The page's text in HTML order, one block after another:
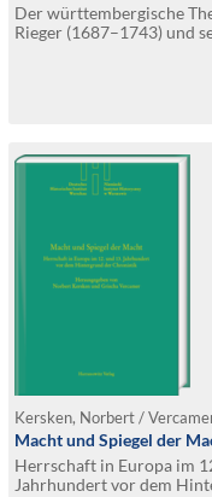
Der württembergische
Rieger (1687–1743) und
Kersken, Norbert /
Macht und Spiegel der
Herrschaft in Europa im
Jahrhundert vor dem